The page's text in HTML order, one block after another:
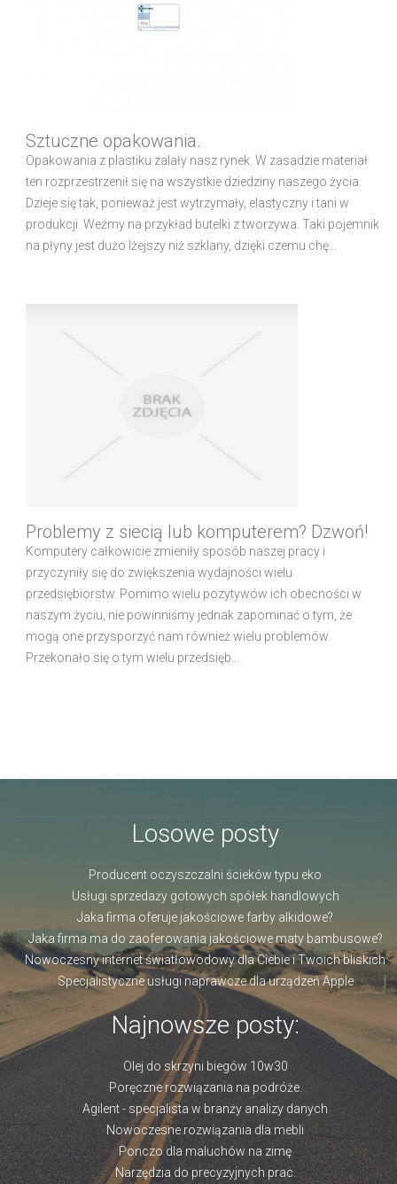
Sztuczne opakowania.
Opakowania z plastiku zalały nasz rynek. W zasadzie materiał
ten rozprzestrzenił się na wszystkie dziedziny naszego życia.
Dzieje się tak, ponieważ jest wytrzymały, elastyczny i tani w
produkcji. Weźmy na przykład butelki z tworzywa. Taki pojemnik
na płyny jest dużo lżejszy niż szklany, dzięki czemu chę...
Problemy z siecią lub komputerem? Dzwoń!
Komputery całkowicie zmieniły sposób naszej pracy i
przyczyniły się do zwiększenia wydajności wielu
przedsiębiorstw. Pomimo wielu pozytywów ich obecności w
naszym życiu, nie powinniśmy jednak zapominać o tym, że
mogą one przysporzyć nam również wielu problemów.
Przekonało się o tym wielu przedsięb...
Losowe posty
Producent oczyszczalni ścieków typu eko
Usługi sprzedaży gotowych spółek handlowych
Jaka firma oferuje jakościowe farby alkidowe?
Jaka firma ma do zaoferowania jakościowe maty bambusowe?
Nowoczesny internet światłowodowy dla Ciebie i Twoich bliskich
Specjalistyczne usługi naprawcze dla urządzeń Apple
Najnowsze posty:
Olej do skrzyni biegów 10w30
Poręczne rozwiązania na podróże.
Agilent - specjalista w branży analizy danych
Nowoczesne rozwiązania dla mebli
Ponczo dla maluchów na zimę
Narzędzia do precyzyjnych prac.